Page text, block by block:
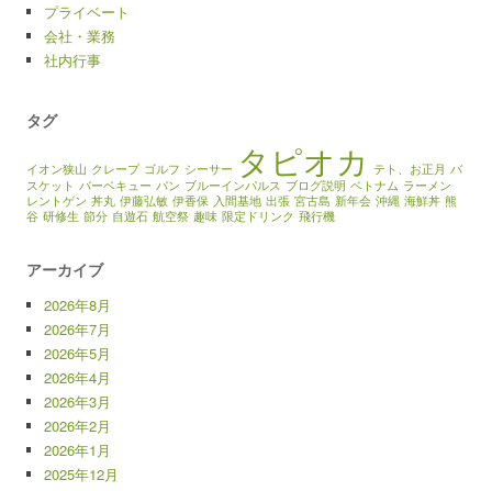
プライベート
会社・業務
社内行事
タグ
イオン狭山 クレープ ゴルフ シーサー タピオカ テト、お正月 バ
スケット バーベキュー パン ブルーインパルス ブログ説明 ベトナム ラーメン
レントゲン 丼丸 伊藤弘敏 伊香保 入間基地 出張 宮古島 新年会 沖縄 海鮮丼 熊
谷 研修生 節分 自遊石 航空祭 趣味 限定ドリンク 飛行機
アーカイブ
2026年8月
2026年7月
2026年5月
2026年4月
2026年3月
2026年2月
2026年1月
2025年12月